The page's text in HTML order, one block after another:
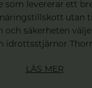
som levererar ett
utan
och säkerheten
idrottsstjärnor
LÄS MER